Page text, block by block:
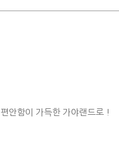
안함이 가득한 가야랜드로 !